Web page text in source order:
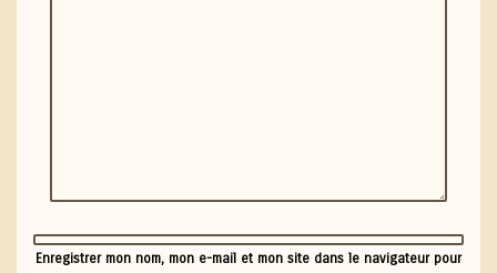
Enregistrer mon nom, mon e-mail et mon site dans le navigateur pour